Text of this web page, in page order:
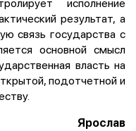
результат, а
связь государства с
основной смысл
власть на
подотчетной и
Ярослав